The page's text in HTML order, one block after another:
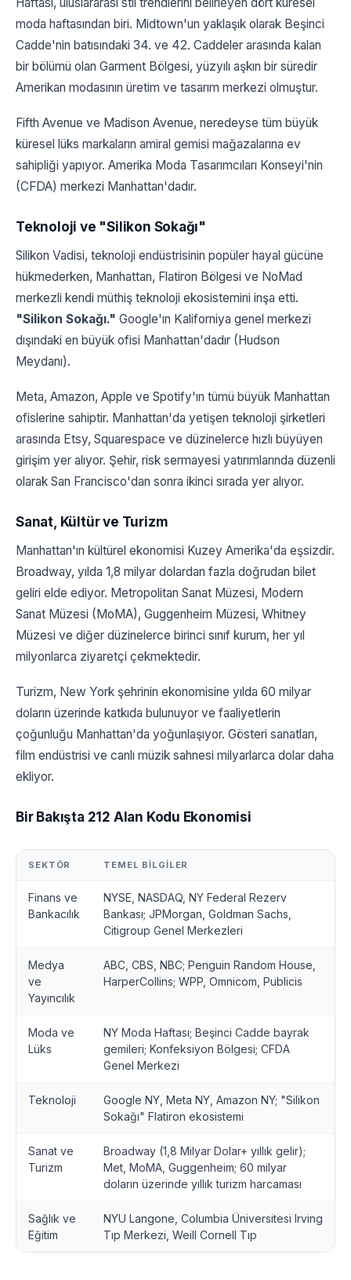
Haftası, uluslararası stil trendlerini belirleyen dört küresel
moda haftasından biri. Midtown'un yaklaşık olarak Beşinci
Cadde'nin batısındaki 34. ve 42. Caddeler arasında kalan
bir bölümü olan Garment Bölgesi, yüzyılı aşkın bir süredir
Amerikan modasının üretim ve tasarım merkezi olmuştur.
Fifth Avenue ve Madison Avenue, neredeyse tüm büyük
küresel lüks markaların amiral gemisi mağazalarına ev
sahipliği yapıyor. Amerika Moda Tasarımcıları Konseyi'nin
(CFDA) merkezi Manhattan'dadır.
Teknoloji ve "Silikon Sokağı"
Silikon Vadisi, teknoloji endüstrisinin popüler hayal gücüne
hükmederken, Manhattan, Flatiron Bölgesi ve NoMad
merkezli kendi müthiş teknoloji ekosistemini inşa etti.
"Silikon Sokağı." Google'ın Kaliforniya genel merkezi
dışındaki en büyük ofisi Manhattan'dadır (Hudson
Meydanı).
Meta, Amazon, Apple ve Spotify'ın tümü büyük Manhattan
ofislerine sahiptir. Manhattan'da yetişen teknoloji şirketleri
arasında Etsy, Squarespace ve düzinelerce hızlı büyüyen
girişim yer alıyor. Şehir, risk sermayesi yatırımlarında düzenli
olarak San Francisco'dan sonra ikinci sırada yer alıyor.
Sanat, Kültür ve Turizm
Manhattan'ın kültürel ekonomisi Kuzey Amerika'da eşsizdir.
Broadway, yılda 1,8 milyar dolardan fazla doğrudan bilet
geliri elde ediyor. Metropolitan Sanat Müzesi, Modern
Sanat Müzesi (MoMA), Guggenheim Müzesi, Whitney
Müzesi ve diğer düzinelerce birinci sınıf kurum, her yıl
milyonlarca ziyaretçi çekmektedir.
Turizm, New York şehrinin ekonomisine yılda 60 milyar
doların üzerinde katkıda bulunuyor ve faaliyetlerin
çoğunluğu Manhattan'da yoğunlaşıyor. Gösteri sanatları,
film endüstrisi ve canlı müzik sahnesi milyarlarca dolar daha
ekliyor.
Bir Bakışta 212 Alan Kodu Ekonomisi
SEKTÖR TEMEL BILGILER
Finans ve
Bankacılık
NYSE, NASDAQ, NY Federal Rezerv
Bankası; JPMorgan, Goldman Sachs,
Citigroup Genel Merkezleri
Medya
ve
Yayıncılık
ABC, CBS, NBC; Penguin Random House,
HarperCollins; WPP, Omnicom, Publicis
Moda ve
Lüks
NY Moda Haftası; Beşinci Cadde bayrak
gemileri; Konfeksiyon Bölgesi; CFDA
Genel Merkezi
Teknoloji
Google NY, Meta NY, Amazon NY; "Silikon
Sokağı" Flatiron ekosistemi
Sanat ve
Turizm
Broadway (1,8 Milyar Dolar+ yıllık gelir);
Met, MoMA, Guggenheim; 60 milyar
doların üzerinde yıllık turizm harcaması
Sağlık ve
Eğitim
NYU Langone, Columbia Üniversitesi Irving
Tıp Merkezi, Weill Cornell Tıp